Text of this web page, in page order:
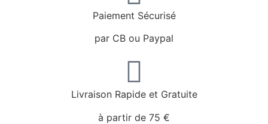
Paiement Sécurisé
par CB ou Paypal
Livraison Rapide et Gratuite
à partir de 75 €